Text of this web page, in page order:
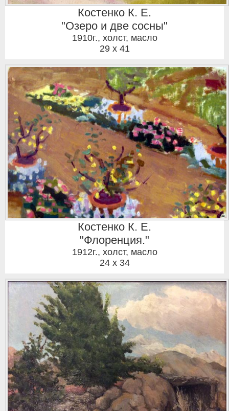
Костенко К. Е.
"Озеро и две сосны"
1910г., холст, масло
29 x 41
Костенко К. Е.
"Флоренция."
1912г., холст, масло
24 x 34